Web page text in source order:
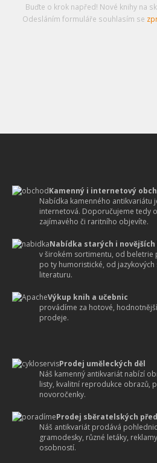
Buďte o krok napřed! Nové knihy na
Odesláním formuláře souhlasím se
Kamenný i internetový
Nabídka kamenného antikvariátu
internetová. Doporučujeme tedy
zajímavého či raritního objevíte.
Nabídka starých i novějších
v širokém sortimentu, od beletrie
po ty humoristické, od
literaturu.
Výkup knih a učebnic
provádíme za hotové,
prodeje.
Prodej uměleckých děl
Náš kamenný antikvariát nabízí
listy, kvalitní reprodukce obrazů,
novoročenky.
Prodej sběratelských
Náš antikvariát prodává
gramodesky, různé letáky,
osobností.